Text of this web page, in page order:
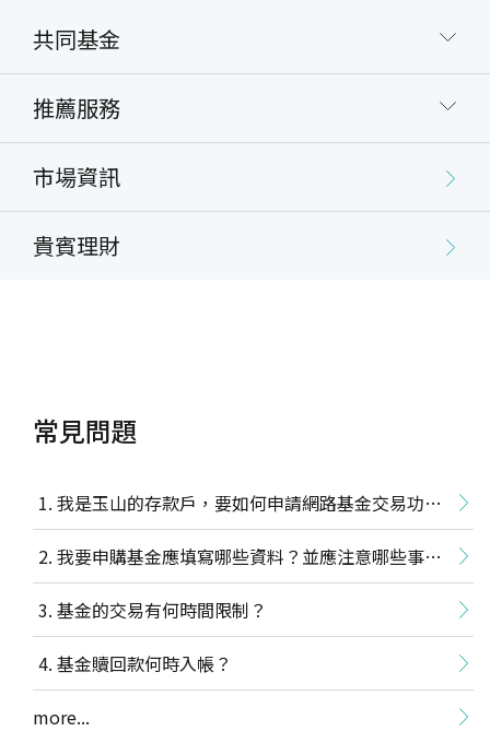
定期(不)定額
（不含ETF、貨幣(市場)型基金、後收
型基金）
交易時間暨扣款時間
交易時間：交易日期依本行系統所設定之營業日為
準；惟遇特殊狀況及其他不可抗拒之因素，本行保有
更改交易截止期限之權利。
臨櫃下單：營業時間週一至週五15:30截止(惟遇
定期定額之申請、款項存入及變更事項申請，需
於扣款日前一營業日營業時間前完成，當次扣款
於扣款日前二營業日營業時間前完成，款項存入
需於扣款日前一營業日營業時間前完成，當次扣
款才生效。
理財快易通之交易有效確認期間為收到交易確認
通知的次一營業日24:00以前
通知的營業日當天15:30前確認交易，視為當日
交易，超過前述時間將視為次日交易(皆以臺灣
時間為準)。
共同基金
推薦服務
市場資訊
貴賓理財
常見問題
我是玉山的存款戶，要如何申請網路基金交易功
能？我要申購基金應填寫哪些資料？並應注意哪些事
項？基金的交易有何時間限制？
基金贖回款何時入帳？
more...